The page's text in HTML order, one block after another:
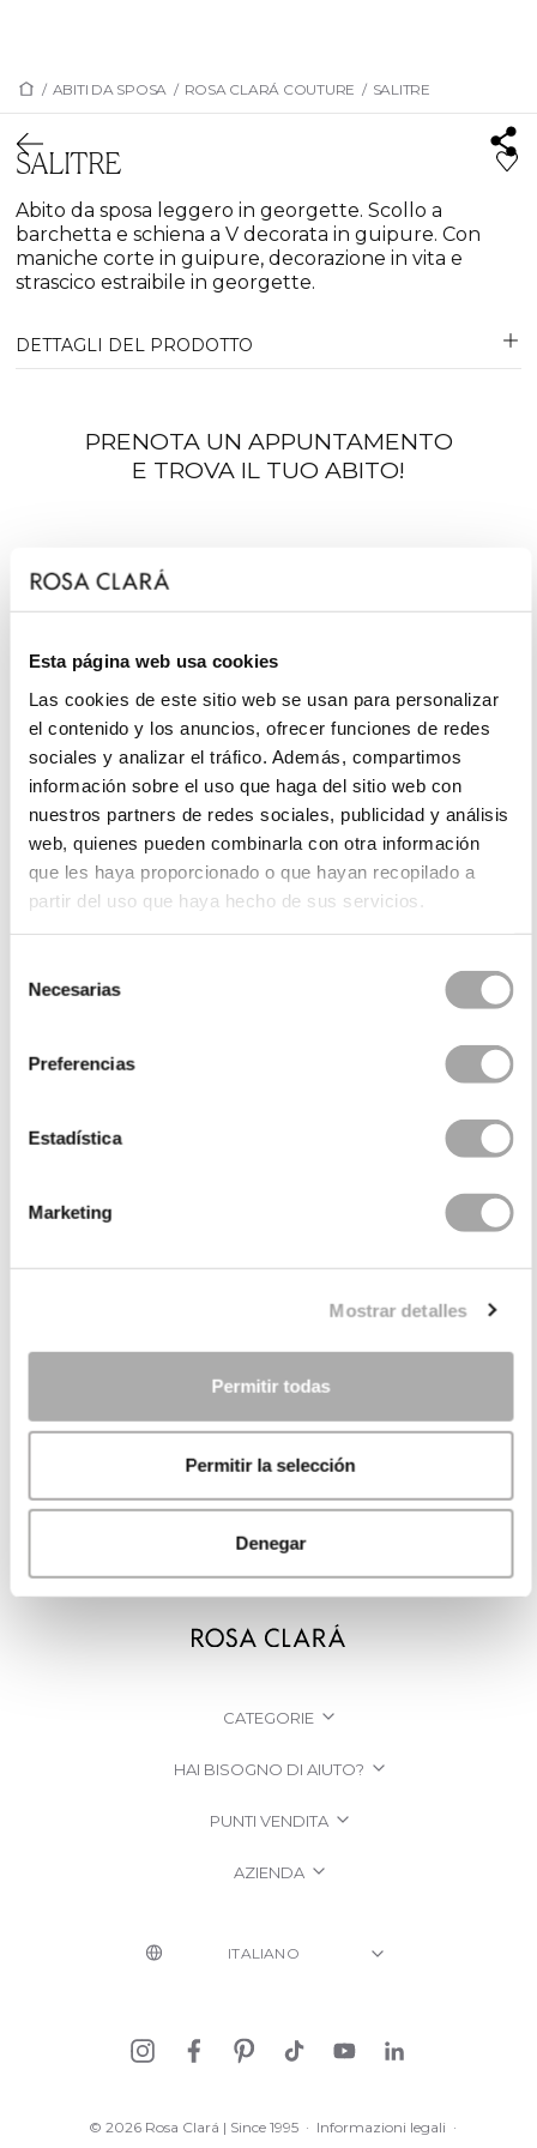
Esta página web usa cookies
Las cookies de este sitio web se usan para personalizar
el contenido y los anuncios, ofrecer funciones de redes
sociales y analizar el tráfico. Además, compartimos
información sobre el uso que haga del sitio web con
nuestros partners de redes sociales, publicidad y análisis
web, quienes pueden combinarla con otra información
que les haya proporcionado o que hayan recopilado a
partir del uso que haya hecho de sus servicios.
Necesarias
Preferencias
Estadística
Marketing
Mostrar detalles
Permitir todas
Permitir la selección
Denegar
/ ABITI DA SPOSA / ROSA CLARÁ COUTURE / SALITRE
SALITRE
Abito da sposa leggero in georgette. Scollo a
barchetta e schiena a V decorata in guipure. Con
maniche corte in guipure, decorazione in vita e
strascico estraibile in georgette.
DETTAGLI DEL PRODOTTO
PRENOTA UN APPUNTAMENTO
E TROVA IL TUO ABITO!
CATEGORIE
HAI BISOGNO DI AIUTO?
PUNTI VENDITA
AZIENDA
© 2026 Rosa Clará | Since 1995 · Informazioni legali ·